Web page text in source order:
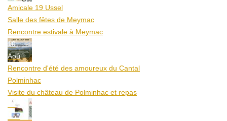
Amicale 19 Ussel
Salle des fêtes de Meymac
Rencontre estivale à Meymac
10
Aoû
Rencontre d'été des amoureux du Cantal
Polminhac
Visite du château de Polminhac et repas
12
Aoû